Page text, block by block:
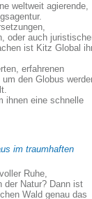
weltweit agierende,
oder auch
ist Kitz Global
erfahrenen
den Globus
ihnen eine schnelle
im traumhaften
Ruhe,
der Natur? Dann ist
Wald genau das